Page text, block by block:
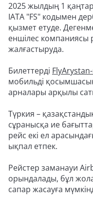
2025 жылдың 1
IATA "FS" кодымен
қызмет етуде.
еншілес компаниясы
жалғастыруда.
Билеттерді
мобильді
арналары арқылы
Түркия –
сұранысқа ие
рейс екі ел
ықпал етпек.
Рейстер заманауи
орындалады, бұл
сапар жасауға